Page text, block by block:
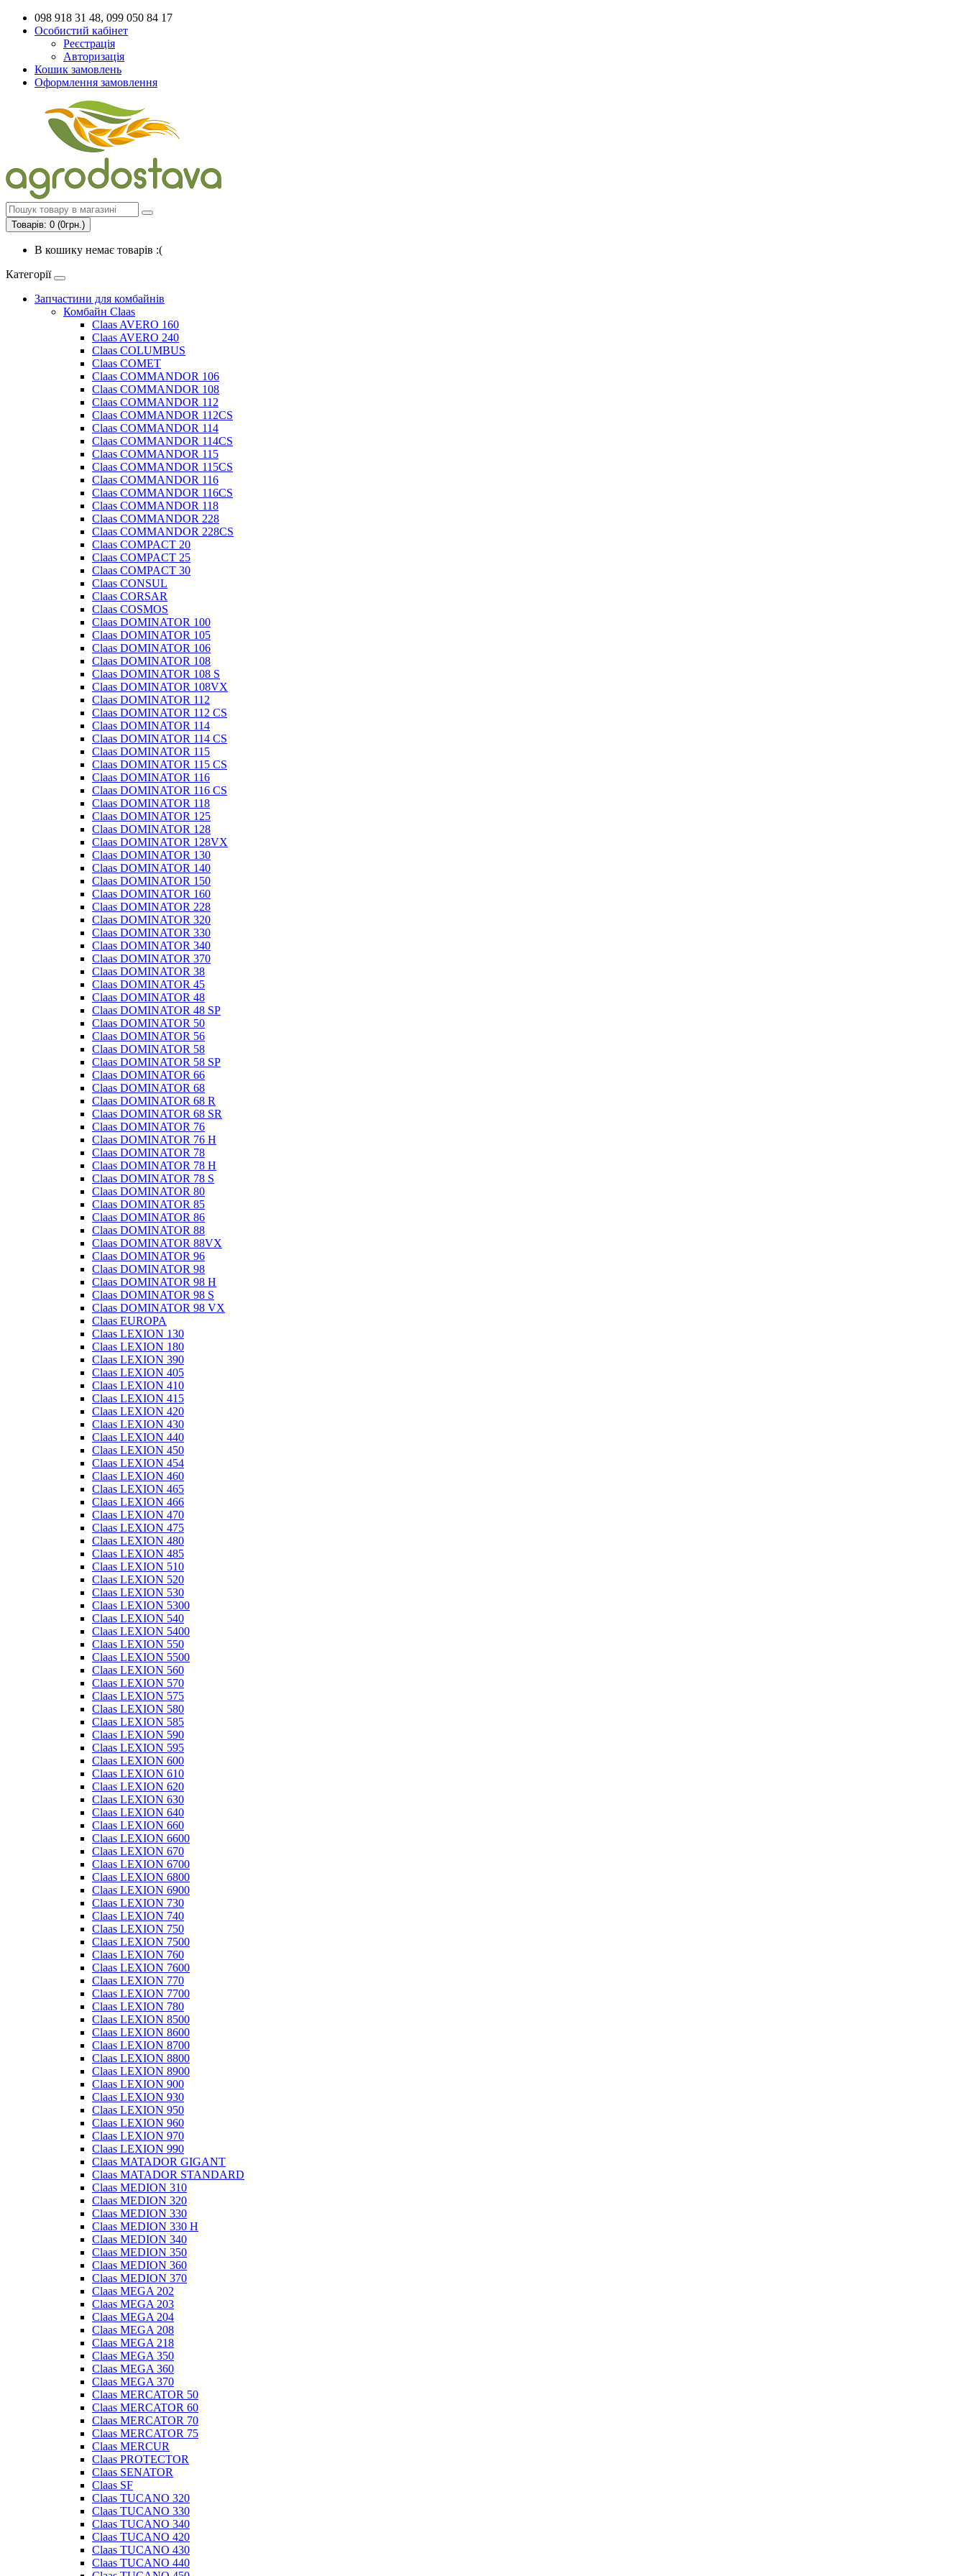
098 918 31 48, 099 050 84 17
Особистий кабінет
Реєстрація
Авторизація
Кошик замовлень
Оформлення замовлення
Товарів: 0 (0грн.)
В кошику немає товарів :(
Категорії
Запчастини для комбайнів
Комбайн Claas
Claas AVERO 160
Claas AVERO 240
Claas COLUMBUS
Claas COMET
Claas COMMANDOR 106
Claas COMMANDOR 108
Claas COMMANDOR 112
Claas COMMANDOR 112CS
Claas COMMANDOR 114
Claas COMMANDOR 114CS
Claas COMMANDOR 115
Claas COMMANDOR 115CS
Claas COMMANDOR 116
Claas COMMANDOR 116CS
Claas COMMANDOR 118
Claas COMMANDOR 228
Claas COMMANDOR 228CS
Claas COMPACT 20
Claas COMPACT 25
Claas COMPACT 30
Claas CONSUL
Claas CORSAR
Claas COSMOS
Claas DOMINATOR 100
Claas DOMINATOR 105
Claas DOMINATOR 106
Claas DOMINATOR 108
Claas DOMINATOR 108 S
Claas DOMINATOR 108VX
Claas DOMINATOR 112
Claas DOMINATOR 112 CS
Claas DOMINATOR 114
Claas DOMINATOR 114 CS
Claas DOMINATOR 115
Claas DOMINATOR 115 CS
Claas DOMINATOR 116
Claas DOMINATOR 116 CS
Claas DOMINATOR 118
Claas DOMINATOR 125
Claas DOMINATOR 128
Claas DOMINATOR 128VX
Claas DOMINATOR 130
Claas DOMINATOR 140
Claas DOMINATOR 150
Claas DOMINATOR 160
Claas DOMINATOR 228
Claas DOMINATOR 320
Claas DOMINATOR 330
Claas DOMINATOR 340
Claas DOMINATOR 370
Claas DOMINATOR 38
Claas DOMINATOR 45
Claas DOMINATOR 48
Claas DOMINATOR 48 SP
Claas DOMINATOR 50
Claas DOMINATOR 56
Claas DOMINATOR 58
Claas DOMINATOR 58 SP
Claas DOMINATOR 66
Claas DOMINATOR 68
Claas DOMINATOR 68 R
Claas DOMINATOR 68 SR
Claas DOMINATOR 76
Claas DOMINATOR 76 H
Claas DOMINATOR 78
Claas DOMINATOR 78 H
Claas DOMINATOR 78 S
Claas DOMINATOR 80
Claas DOMINATOR 85
Claas DOMINATOR 86
Claas DOMINATOR 88
Claas DOMINATOR 88VX
Claas DOMINATOR 96
Claas DOMINATOR 98
Claas DOMINATOR 98 H
Claas DOMINATOR 98 S
Claas DOMINATOR 98 VX
Claas EUROPA
Claas LEXION 130
Claas LEXION 180
Claas LEXION 390
Claas LEXION 405
Claas LEXION 410
Claas LEXION 415
Claas LEXION 420
Claas LEXION 430
Claas LEXION 440
Claas LEXION 450
Claas LEXION 454
Claas LEXION 460
Claas LEXION 465
Claas LEXION 466
Claas LEXION 470
Claas LEXION 475
Claas LEXION 480
Claas LEXION 485
Claas LEXION 510
Claas LEXION 520
Claas LEXION 530
Claas LEXION 5300
Claas LEXION 540
Claas LEXION 5400
Claas LEXION 550
Claas LEXION 5500
Claas LEXION 560
Claas LEXION 570
Claas LEXION 575
Claas LEXION 580
Claas LEXION 585
Claas LEXION 590
Claas LEXION 595
Claas LEXION 600
Claas LEXION 610
Claas LEXION 620
Claas LEXION 630
Claas LEXION 640
Claas LEXION 660
Claas LEXION 6600
Claas LEXION 670
Claas LEXION 6700
Claas LEXION 6800
Claas LEXION 6900
Claas LEXION 730
Claas LEXION 740
Claas LEXION 750
Claas LEXION 7500
Claas LEXION 760
Claas LEXION 7600
Claas LEXION 770
Claas LEXION 7700
Claas LEXION 780
Claas LEXION 8500
Claas LEXION 8600
Claas LEXION 8700
Claas LEXION 8800
Claas LEXION 8900
Claas LEXION 900
Claas LEXION 930
Claas LEXION 950
Claas LEXION 960
Claas LEXION 970
Claas LEXION 990
Claas MATADOR GIGANT
Claas MATADOR STANDARD
Claas MEDION 310
Claas MEDION 320
Claas MEDION 330
Claas MEDION 330 H
Claas MEDION 340
Claas MEDION 350
Claas MEDION 360
Claas MEDION 370
Claas MEGA 202
Claas MEGA 203
Claas MEGA 204
Claas MEGA 208
Claas MEGA 218
Claas MEGA 350
Claas MEGA 360
Claas MEGA 370
Claas MERCATOR 50
Claas MERCATOR 60
Claas MERCATOR 70
Claas MERCATOR 75
Claas MERCUR
Claas PROTECTOR
Claas SENATOR
Claas SF
Claas TUCANO 320
Claas TUCANO 330
Claas TUCANO 340
Claas TUCANO 420
Claas TUCANO 430
Claas TUCANO 440